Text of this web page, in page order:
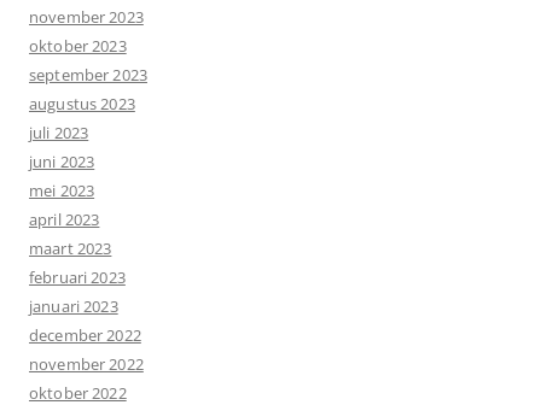
november 2023
oktober 2023
september 2023
augustus 2023
juli 2023
juni 2023
mei 2023
april 2023
maart 2023
februari 2023
januari 2023
december 2022
november 2022
oktober 2022